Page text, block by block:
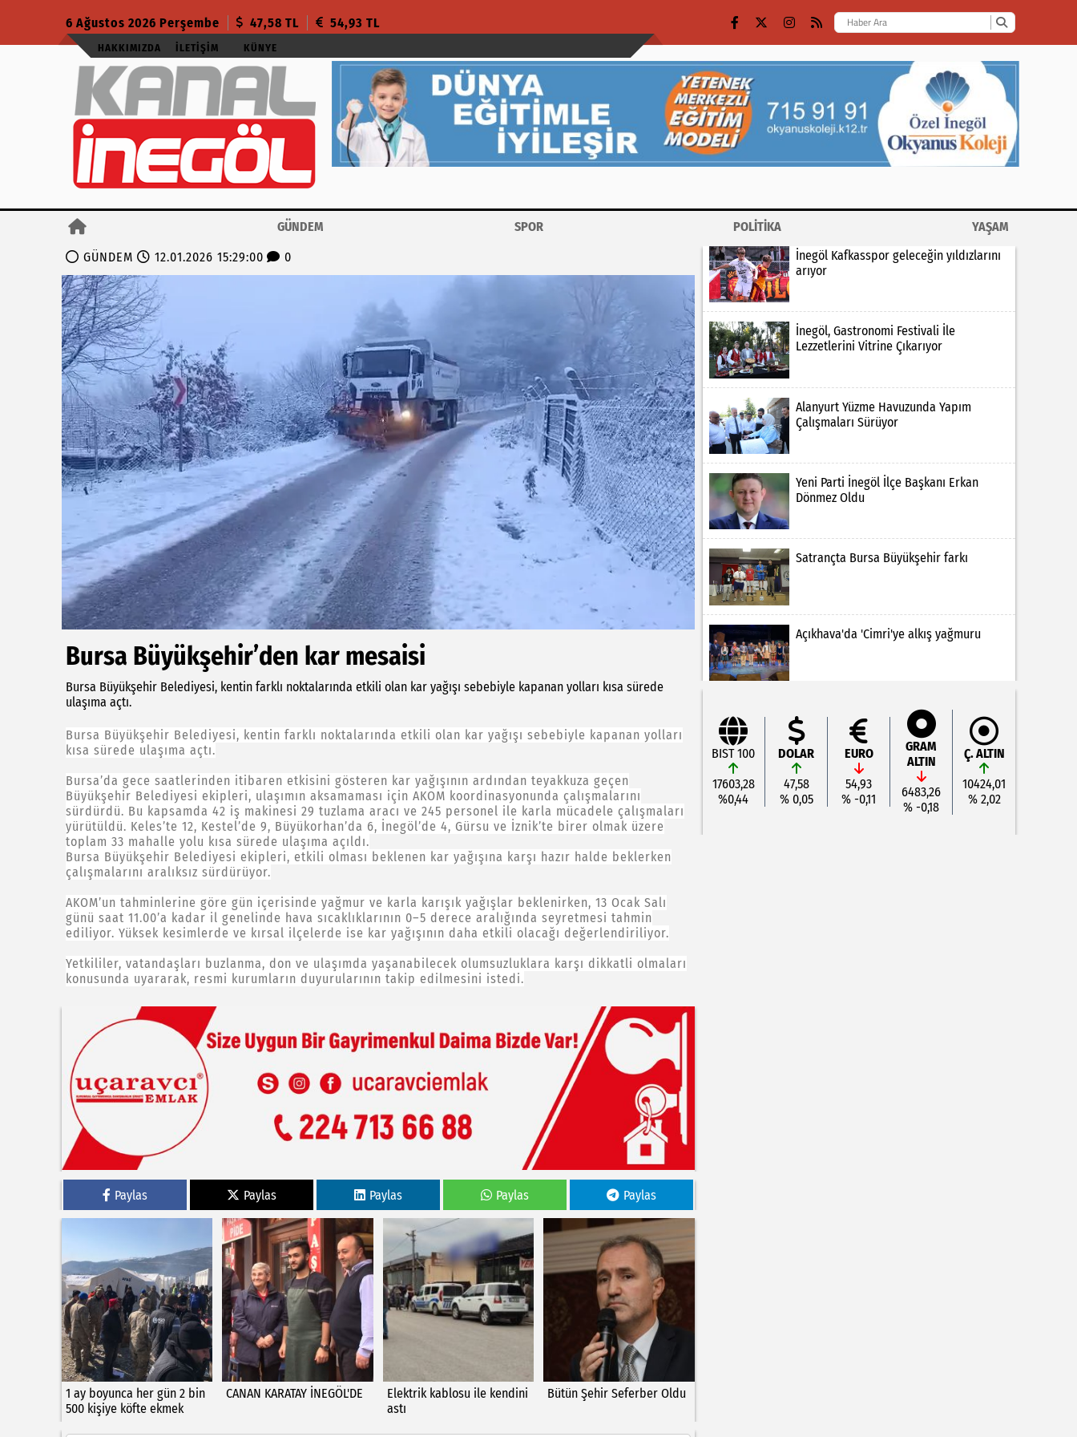
6 Ağustos 2026 Perşembe 47,58 TL 54,93 TL
HAKKIMIZDA İLETIŞIM KÜNYE
GÜNDEM SPOR POLİTİKA
YAŞAM
GÜNDEM
12.01.2026 15:29:00 0
Bursa Büyükşehir’den kar mesaisi
Bursa Büyükşehir Belediyesi, kentin farklı noktalarında etkili olan kar yağışı sebebiyle kapanan yolları kısa sürede
ulaşıma açtı.
Bursa Büyükşehir Belediyesi, kentin farklı noktalarında etkili olan kar yağışı sebebiyle kapanan yolları
kısa sürede ulaşıma açtı.
Bursa’da gece saatlerinden itibaren etkisini gösteren kar yağışının ardından teyakkuza geçen
Büyükşehir Belediyesi ekipleri, ulaşımın aksamaması için AKOM koordinasyonunda çalışmalarını
sürdürdü. Bu kapsamda 42 iş makinesi 29 tuzlama aracı ve 245 personel ile karla mücadele çalışmaları
yürütüldü. Keles’te 12, Kestel’de 9, Büyükorhan’da 6, İnegöl’de 4, Gürsu ve İznik’te birer olmak üzere
toplam 33 mahalle yolu kısa sürede ulaşıma açıldı.
Bursa Büyükşehir Belediyesi ekipleri, etkili olması beklenen kar yağışına karşı hazır halde beklerken
çalışmalarını aralıksız sürdürüyor.
AKOM’un tahminlerine göre gün içerisinde yağmur ve karla karışık yağışlar beklenirken, 13 Ocak Salı
günü saat 11.00’a kadar il genelinde hava sıcaklıklarının 0–5 derece aralığında seyretmesi tahmin
ediliyor. Yüksek kesimlerde ve kırsal ilçelerde ise kar yağışının daha etkili olacağı değerlendiriliyor.
Yetkililer, vatandaşları buzlanma, don ve ulaşımda yaşanabilecek olumsuzluklara karşı dikkatli olmaları
konusunda uyararak, resmi kurumların duyurularının takip edilmesini istedi.
Paylas Paylas Paylas Paylas Paylas
1 ay boyunca her gün 2 bin
500 kişiye köfte ekmek
CANAN KARATAY İNEGÖL'DE
Elektrik kablosu ile kendini
astı
Bütün Şehir Seferber Oldu
İnegöl Kafkasspor geleceğin yıldızlarını
arıyor
İnegöl, Gastronomi Festivali İle
Lezzetlerini Vitrine Çıkarıyor
Alanyurt Yüzme Havuzunda Yapım
Çalışmaları Sürüyor
Yeni Parti İnegöl İlçe Başkanı Erkan
Dönmez Oldu
Satrançta Bursa Büyükşehir farkı
Açıkhava'da 'Cimri'ye alkış yağmuru
BIST 100
17603,28
%0,44
DOLAR
47,58
% 0,05
EURO
54,93
% -0,11
GRAM
ALTIN
6483,26
% -0,18
Ç. ALTIN
10424,01
% 2,02